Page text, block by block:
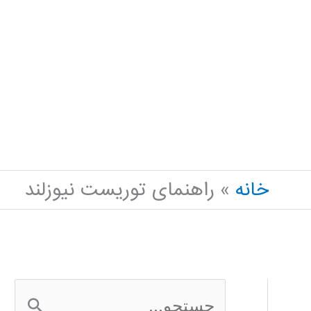
خانه
راهنمای توریست نیوزلند